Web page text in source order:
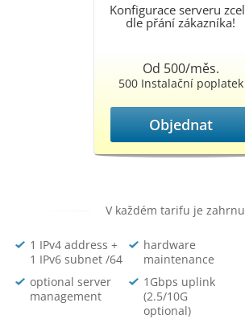
Konfigurace serveru
dle přání zákazníka!
Od 500/měs.
500 Instalační poplatek
Objednat
V každém tarifu je
1 IPv4 address +
1 IPv6 subnet /64
hardware
maintenance
optional server
management
1Gbps uplink
(2.5/10G
optional)